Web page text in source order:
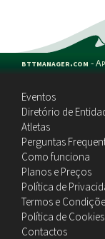
bttmanager.com -
Eventos
Diretório de
Atletas
Perguntas
Como funciona
Planos e Preços
Política de
Termos e
Política de Cookies
Contactos